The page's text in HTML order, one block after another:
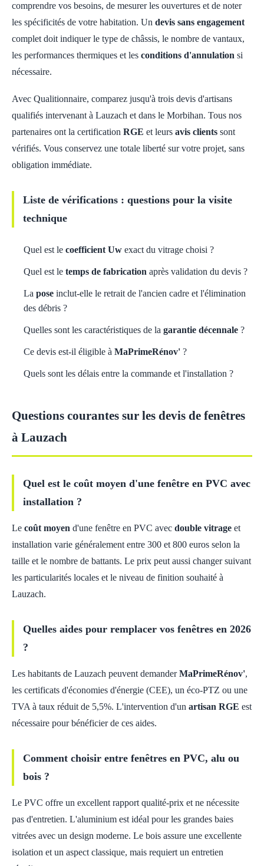
comprendre vos besoins, de mesurer les ouvertures et de noter
les spécificités de votre habitation. Un devis sans engagement
complet doit indiquer le type de châssis, le nombre de vantaux,
les performances thermiques et les conditions d'annulation si
nécessaire.
Avec Qualitionnaire, comparez jusqu'à trois devis d'artisans
qualifiés intervenant à Lauzach et dans le Morbihan. Tous nos
partenaires ont la certification RGE et leurs avis clients sont
vérifiés. Vous conservez une totale liberté sur votre projet, sans
obligation immédiate.
Liste de vérifications : questions pour la visite
technique
Quel est le coefficient Uw exact du vitrage choisi ?
Quel est le temps de fabrication après validation du devis ?
La pose inclut-elle le retrait de l'ancien cadre et l'élimination
des débris ?
Quelles sont les caractéristiques de la garantie décennale ?
Ce devis est-il éligible à MaPrimeRénov' ?
Quels sont les délais entre la commande et l'installation ?
Questions courantes sur les devis de fenêtres
à Lauzach
Quel est le coût moyen d'une fenêtre en PVC avec
installation ?
Le coût moyen d'une fenêtre en PVC avec double vitrage et
installation varie généralement entre 300 et 800 euros selon la
taille et le nombre de battants. Le prix peut aussi changer suivant
les particularités locales et le niveau de finition souhaité à
Lauzach.
Quelles aides pour remplacer vos fenêtres en 2026
?
Les habitants de Lauzach peuvent demanderMaPrimeRénov',
les certificats d'économies d'énergie (CEE), un éco-PTZ ou une
TVA à taux réduit de 5,5%. L'intervention d'un artisan RGE est
nécessaire pour bénéficier de ces aides.
Comment choisir entre fenêtres en PVC, alu ou
bois ?
Le PVC offre un excellent rapport qualité-prix et ne nécessite
pas d'entretien. L'aluminium est idéal pour les grandes baies
vitrées avec un design moderne. Le bois assure une excellente
isolation et un aspect classique, mais requiert un entretien